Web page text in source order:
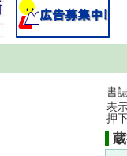
書
表
押